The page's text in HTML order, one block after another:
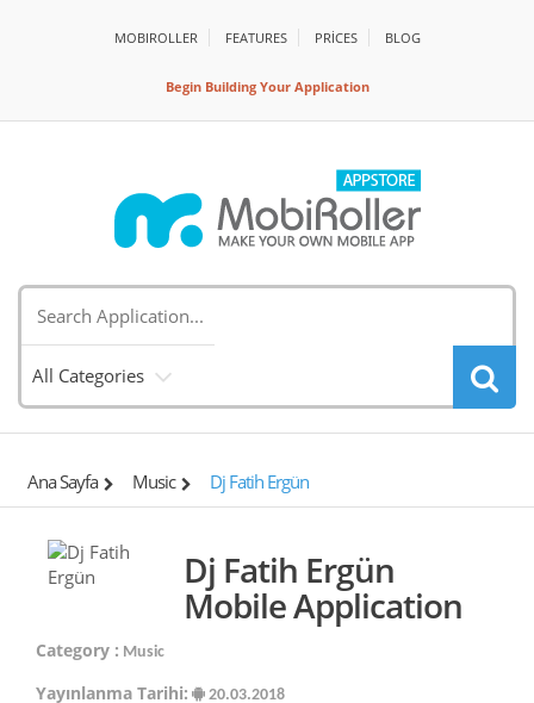
MOBIROLLER FEATURES PRİCES BLOG
Begin Building Your Application
All Categories
Ana Sayfa Music Dj Fatih Ergün
Dj Fatih Ergün
Mobile Application
Category : Music
Yayınlanma Tarihi: 20.03.2018